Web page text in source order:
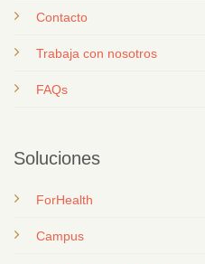
Contacto
Trabaja con nosotros
FAQs
Soluciones
ForHealth
Campus